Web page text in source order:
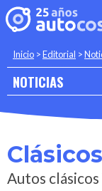
Inicio >Editorial >
NOTICIAS
Autos